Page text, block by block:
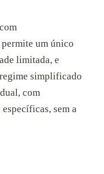
um único
limitada, e
simplificado
com
sem a